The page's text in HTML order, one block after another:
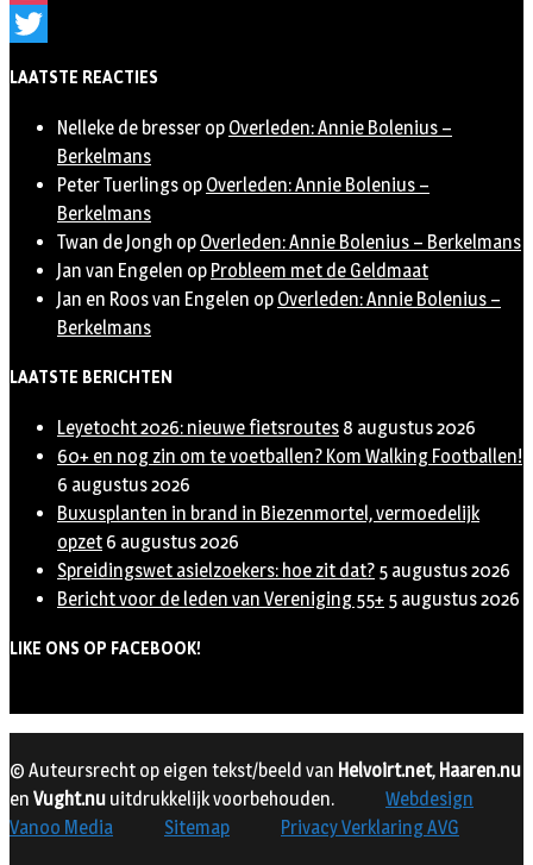
Instagram
LAATSTE REACTIES
Nelleke de bresser op Overleden: Annie Bolenius –
Berkelmans
Peter Tuerlings op Overleden: Annie Bolenius –
Berkelmans
Twan de Jongh op Overleden: Annie Bolenius – Berkelmans
Jan van Engelen op Probleem met de Geldmaat
Jan en Roos van Engelen op Overleden: Annie Bolenius –
Berkelmans
LAATSTE BERICHTEN
Leyetocht 2026: nieuwe fietsroutes 8 augustus 2026
60+ en nog zin om te voetballen? Kom Walking Footballen!
6 augustus 2026
Buxusplanten in brand in Biezenmortel, vermoedelijk
opzet 6 augustus 2026
Spreidingswet asielzoekers: hoe zit dat? 5 augustus 2026
Bericht voor de leden van Vereniging 55+ 5 augustus 2026
LIKE ONS OP FACEBOOK!
© Auteursrecht op eigen tekst/beeld van Helvoirt.net, Haaren.nu
en Vught.nu uitdrukkelijk voorbehouden.
Webdesign
Vanoo Media
Sitemap Privacy Verklaring AVG